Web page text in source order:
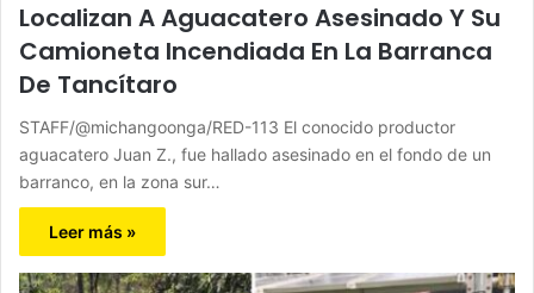
Localizan A Aguacatero Asesinado Y Su
Camioneta Incendiada En La Barranca
De Tancítaro
STAFF/@michangoonga/RED-113 El conocido productor
aguacatero Juan Z., fue hallado asesinado en el fondo de un
barranco, en la zona sur…
Leer más »